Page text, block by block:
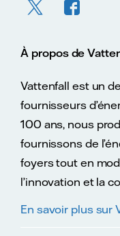
À propos de
Vattenfall est un
fournisseurs
100 ans, nous
fournissons de
foyers tout en
l’innovation et la
En savoir plus sur